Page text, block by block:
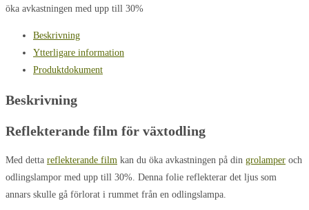
öka avkastningen med upp till 30%
Beskrivning
Ytterligare information
Produktdokument
Beskrivning
Reflekterande film för växtodling
Med detta reflekterande film kan du öka avkastningen på din grolamper och
odlingslampor med upp till 30%. Denna folie reflekterar det ljus som
annars skulle gå förlorat i rummet från en odlingslampa.